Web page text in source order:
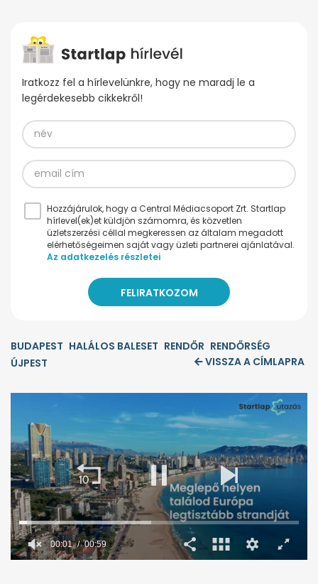
Iratkozz fel a hírlevelünkre, hogy ne maradj le a
legérdekesebb cikkekről!
Hozzájárulok, hogy a Central Médiacsoport Zrt. Startlap
hírlevel(ek)et küldjön számomra, és közvetlen
üzletszerzési céllal megkeressen az általam megadott
elérhetőségeimen saját vagy üzleti partnerei ajánlatával.
Az adatkezelés részletei
BUDAPEST HALÁLOS BALESET RENDŐR RENDŐRSÉG
ÚJPEST
VISSZA A CÍMLAPRA